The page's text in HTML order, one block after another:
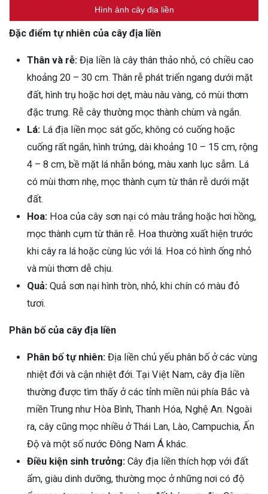
Hình ảnh cây địa liền
Đặc điểm tự nhiên của cây địa liền
Thân và rễ: Địa liền là cây thân thảo nhỏ, có chiều cao
khoảng 20 – 30 cm. Thân rễ phát triển ngang dưới mặt
đất, hình trụ hoặc hơi dẹt, màu nâu vàng, có mùi thơm
đặc trưng. Rễ cây thường mọc thành chùm và ngắn.
Lá: Lá địa liền mọc sát gốc, không có cuống hoặc
cuống rất ngắn, hình trứng, dài khoảng 10 – 15 cm, rộng
4 – 8 cm, bề mặt lá nhẵn bóng, màu xanh lục sẫm. Lá
có mùi thơm nhẹ, mọc thành cụm từ thân rễ dưới mặt
đất.
Hoa: Hoa của cây sơn nại có màu trắng hoặc hơi hồng,
mọc thành cụm từ thân rễ. Hoa thường xuất hiện trước
khi cây ra lá hoặc cùng lúc với lá. Hoa có hình ống nhỏ
và mùi thơm dễ chịu.
Quả: Quả sơn nại hình tròn, nhỏ, khi chín có màu đỏ
tươi.
Phân bố của cây địa liền
Phân bố tự nhiên: Địa liền chủ yếu phân bố ở các vùng
nhiệt đới và cận nhiệt đới. Tại Việt Nam, cây địa liền
thường được tìm thấy ở các tỉnh miền núi phía Bắc và
miền Trung như Hòa Bình, Thanh Hóa, Nghệ An. Ngoài
ra, cây cũng mọc nhiều ở Thái Lan, Lào, Campuchia, Ấn
Độ và một số nước Đông Nam Á khác.
Điều kiện sinh trưởng: Cây địa liền thích hợp với đất
ẩm, giàu dinh dưỡng, thường mọc ở những nơi có độ